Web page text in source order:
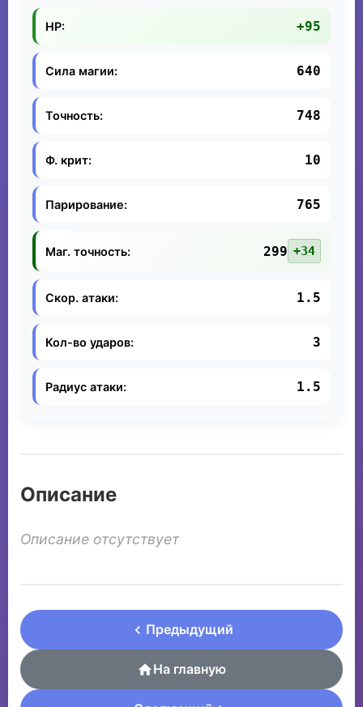
HP: +95
Сила магии: 640
Точность: 748
Ф. крит: 10
Парирование: 765
Маг. точность: 299 +34
Скор. атаки: 1.5
Кол-во ударов: 3
Радиус атаки: 1.5
Описание
Описание отсутствует
Предыдущий
На главную